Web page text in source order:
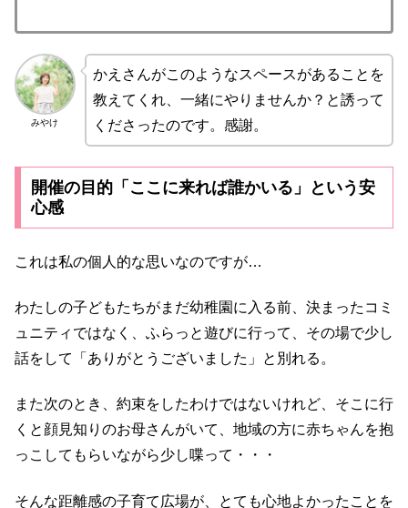
みやけ
かえさんがこのようなスペースがあることを
教えてくれ、一緒にやりませんか？と誘って
くださったのです。感謝。
開催の目的「ここに来れば誰かいる」という安
心感
これは私の個人的な思いなのですが…
わたしの子どもたちがまだ幼稚園に入る前、決まったコミ
ュニティではなく、ふらっと遊びに行って、その場で少し
話をして「ありがとうございました」と別れる。
また次のとき、約束をしたわけではないけれど、そこに行
くと顔見知りのお母さんがいて、地域の方に赤ちゃんを抱
っこしてもらいながら少し喋って・・・
そんな距離感の子育て広場が、とても心地よかったことを